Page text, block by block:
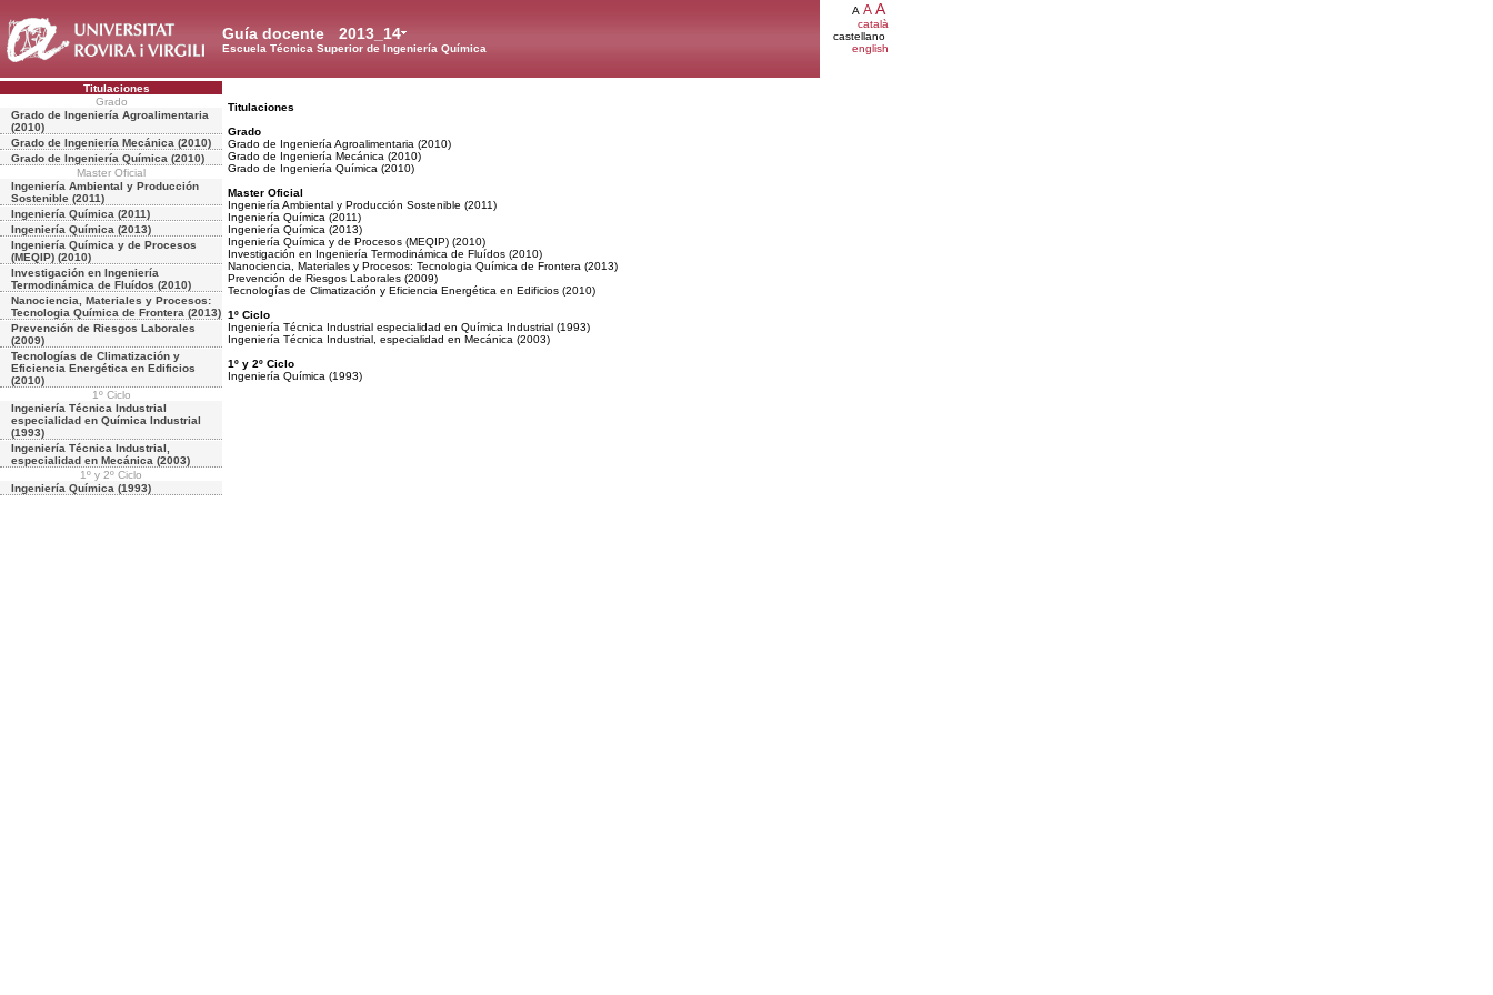
2013_14
Guía docente
Escuela Técnica Superior de Ingeniería Química
A A A
català
castellano
english
Titulaciones
Grado
Grado de Ingeniería Agroalimentaria
(2010)
Grado de Ingeniería Mecánica (2010)
Grado de Ingeniería Química (2010)
Master Oficial
Ingeniería Ambiental y Producción
Sostenible (2011)
Ingeniería Química (2011)
Ingeniería Química (2013)
Ingeniería Química y de Procesos
(MEQIP) (2010)
Investigación en Ingeniería
Termodinámica de Fluídos (2010)
Nanociencia, Materiales y Procesos:
Tecnologia Química de Frontera (2013)
Prevención de Riesgos Laborales
(2009)
Tecnologías de Climatización y
Eficiencia Energética en Edificios
(2010)
1º Ciclo
Ingeniería Técnica Industrial
especialidad en Química Industrial
(1993)
Ingeniería Técnica Industrial,
especialidad en Mecánica (2003)
1º y 2º Ciclo
Ingeniería Química (1993)
Titulaciones
Grado
Grado de Ingeniería Agroalimentaria (2010)
Grado de Ingeniería Mecánica (2010)
Grado de Ingeniería Química (2010)
Master Oficial
Ingeniería Ambiental y Producción Sostenible (2011)
Ingeniería Química (2011)
Ingeniería Química (2013)
Ingeniería Química y de Procesos (MEQIP) (2010)
Investigación en Ingeniería Termodinámica de Fluídos (2010)
Nanociencia, Materiales y Procesos: Tecnologia Química de Frontera (2013)
Prevención de Riesgos Laborales (2009)
Tecnologías de Climatización y Eficiencia Energética en Edificios (2010)
1º Ciclo
Ingeniería Técnica Industrial especialidad en Química Industrial (1993)
Ingeniería Técnica Industrial, especialidad en Mecánica (2003)
1º y 2º Ciclo
Ingeniería Química (1993)